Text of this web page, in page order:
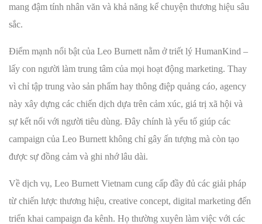
mang đậm tính nhân văn và khả năng kể chuyện thương hiệu sâu
sắc.
Điểm mạnh nổi bật của Leo Burnett nằm ở triết lý HumanKind –
lấy con người làm trung tâm của mọi hoạt động marketing. Thay
vì chỉ tập trung vào sản phẩm hay thông điệp quảng cáo, agency
này xây dựng các chiến dịch dựa trên cảm xúc, giá trị xã hội và
sự kết nối với người tiêu dùng. Đây chính là yếu tố giúp các
campaign của Leo Burnett không chỉ gây ấn tượng mà còn tạo
được sự đồng cảm và ghi nhớ lâu dài.
Về dịch vụ, Leo Burnett Vietnam cung cấp đầy đủ các giải pháp
từ chiến lược thương hiệu, creative concept, digital marketing đến
triển khai campaign đa kênh. Họ thường xuyên làm việc với các